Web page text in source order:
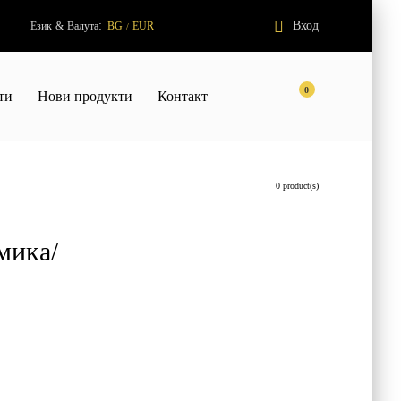
Език & Валута: BG / EUR Вход
0
Нови продукти Контакт
0 product(s)